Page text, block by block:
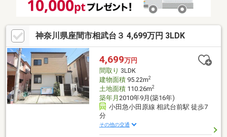
神奈川県座間市相武台３ 4,699万円 3LDK
4,699万円
間取り 3LDK
建物面積95.22m2
土地面積110.26m2
築年月 2010年9月(築16年)
小田急小田原線 相武台前駅 徒歩7
分
その他の交通